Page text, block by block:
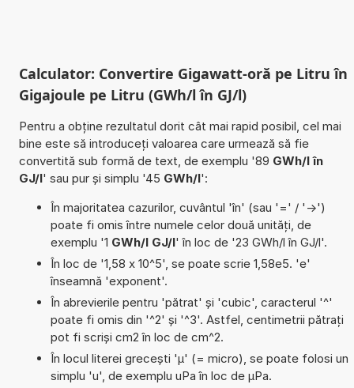
Calculator: Convertire Gigawatt-oră pe Litru în
Gigajoule pe Litru (GWh/l în GJ/l)
Pentru a obține rezultatul dorit cât mai rapid posibil, cel mai
bine este să introduceți valoarea care urmează să fie
convertită sub formă de text, de exemplu '89 GWh/l în
GJ/l' sau pur și simplu '45 GWh/l':
În majoritatea cazurilor, cuvântul 'în' (sau '=' / '->')
poate fi omis între numele celor două unități, de
exemplu '1 GWh/l GJ/l' în loc de '23 GWh/l în GJ/l'.
În loc de '1,58 x 10^5', se poate scrie 1,58e5. 'e'
înseamnă 'exponent'.
În abrevierile pentru 'pătrat' și 'cubic', caracterul '^'
poate fi omis din '^2' și '^3'. Astfel, centimetrii pătrați
pot fi scriși cm2 în loc de cm^2.
În locul literei grecești 'µ' (= micro), se poate folosi un
simplu 'u', de exemplu uPa în loc de µPa.